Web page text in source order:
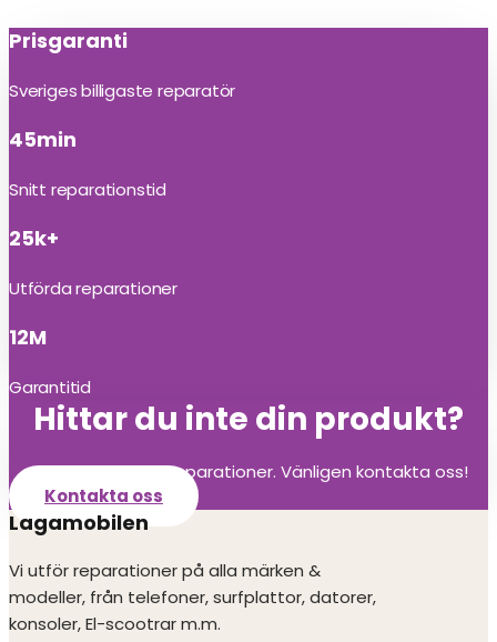
Prisgaranti
Sveriges billigaste reparatör
45min
Snitt reparationstid
25k+
Utförda reparationer
12M
Garantitid
Hittar du inte din produkt?
Vi utför alla olika reparationer. Vänligen kontakta oss!
Kontakta oss
Lagamobilen
Vi utför reparationer på alla märken &
modeller, från telefoner, surfplattor, datorer,
konsoler, El-scootrar m.m.